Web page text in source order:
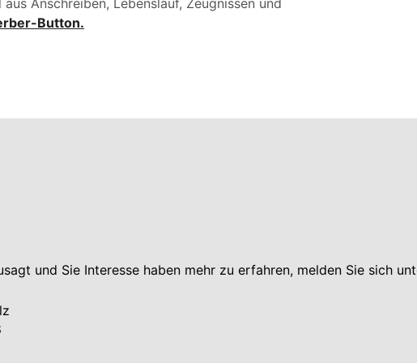
aus Anschreiben, Lebenslauf, Zeugnissen und
Button.
und Sie Interesse haben mehr zu erfahren, melden Sie sich